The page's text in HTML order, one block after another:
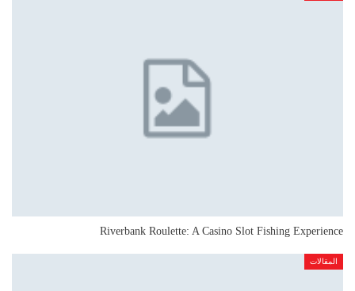
Riverbank Roulette: A Casino Slot Fishing Experience
المقالات